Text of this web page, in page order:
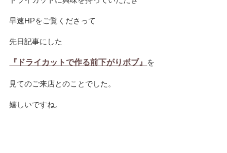
早速HPをご覧くださって
先日記事にした
『ドライカットで作る前下がりボブ』 を
見てのご来店とのことでした。
嬉しいですね。